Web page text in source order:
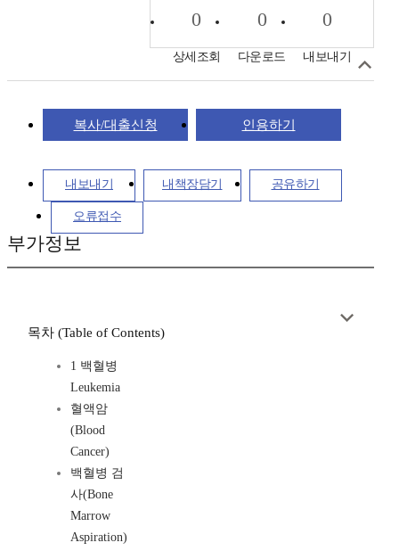
0
상세조회
0
다운로드
0
내보내기
복사/대출신청 인용하기
내보내기 내책장담기 공유하기
오류접수
부가정보
목차 (Table of Contents)
1 백혈병
Leukemia
혈액암
(Blood
Cancer)
백혈병 검
사(Bone
Marrow
Aspiration)